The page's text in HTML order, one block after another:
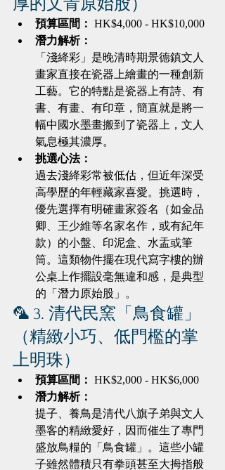
厚的文青原始股）
預算區間： HK$4,000 - HK$10,000
潛力解析：
「淺絳彩」是晚清時期景德鎮文人
畫家直接在瓷器上繪畫的一種創新
工藝。它的特點是瓷器上有詩、有
書、有畫、有印章，簡直就是將一
幅中國水墨畫搬到了瓷器上，文人
氣息極其濃厚。
挑選心法：
過去淺絳彩常被低估，但近年深受
高學歷的年輕藏家喜愛。挑選時，
優先選擇有明確畫家簽名（如金品
卿、王少維等名家名作，或有紀年
款）的小盤、印泥盒、水盂或筆
筒。這類物件擺在現代寫字樓的辦
公桌上作擺設毫無違和感，是典型
的「潛力原始股」。
🦜 3. 清代民窯「鳥食罐」
（精緻小巧、低門檻的掌
上明珠）
預算區間： HK$2,000 - HK$6,000
潛力解析：
提子、養鳥是清代八旗子弟與文人
墨客的精緻愛好，因而催生了專門
盛放鳥糧的「鳥食罐」。這些小罐
子雖然體積只有拳頭甚至大拇指般